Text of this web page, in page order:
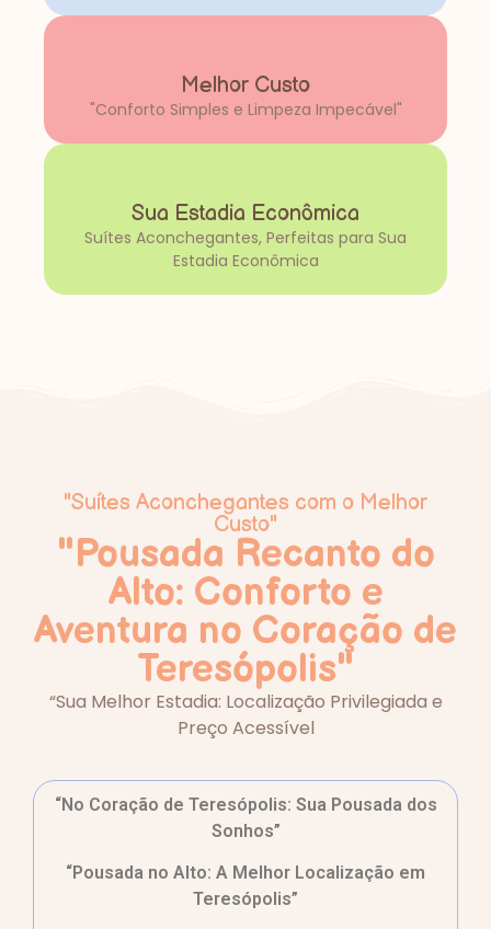
Melhor Custo
"Conforto Simples e Limpeza Impecável"
Sua Estadia Econômica
Suítes Aconchegantes, Perfeitas para Sua
Estadia Econômica
"Suítes Aconchegantes com o Melhor
Custo"
"Pousada Recanto do
Alto: Conforto e
Aventura no Coração de
Teresópolis"
“Sua Melhor Estadia: Localização Privilegiada e
Preço Acessível
“No Coração de Teresópolis: Sua Pousada dos
Sonhos”
“Pousada no Alto: A Melhor Localização em
Teresópolis”